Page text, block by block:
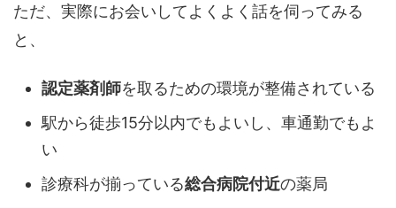
ただ、実際にお会いしてよくよく話を伺ってみる
と、
認定薬剤師を取るための環境が整備されている
駅から徒歩15分以内でもよいし、車通勤でもよ
い
診療科が揃っている総合病院付近の薬局